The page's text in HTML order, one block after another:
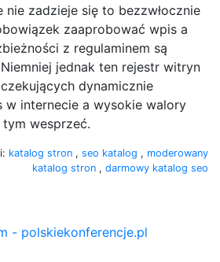
nie zadzieje się to bezzwłocznie
zaaprobować wpis a
z regulaminem są
jednak ten rejestr witryn
dynamicznie
w internecie a wysokie walory
wesprzeć.
katalog stron , seo katalog , moderowany
katalog stron , darmowy katalog seo
- polskiekonferencje.pl